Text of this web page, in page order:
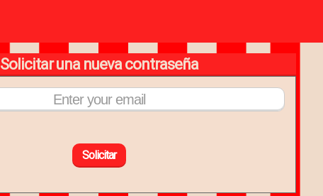
Solicitar una nueva contraseña
Solicitar